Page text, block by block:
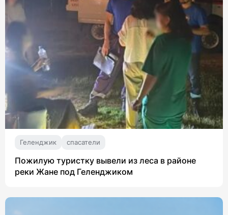
Геленджик спасатели
Пожилую туристку вывели из леса в районе
реки Жане под Геленджиком